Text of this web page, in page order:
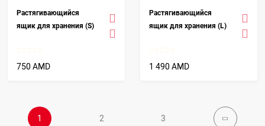
Растягивающийся
ящик для хранения (S)
750 AMD
Растягивающийся
ящик для хранения (L)
1 490 AMD
1 2 3